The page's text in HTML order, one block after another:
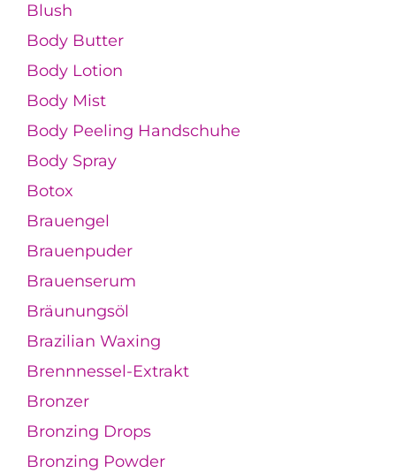
Blush
Body Butter
Body Lotion
Body Mist
Body Peeling Handschuhe
Body Spray
Botox
Brauengel
Brauenpuder
Brauenserum
Bräunungsöl
Brazilian Waxing
Brennnessel-Extrakt
Bronzer
Bronzing Drops
Bronzing Powder